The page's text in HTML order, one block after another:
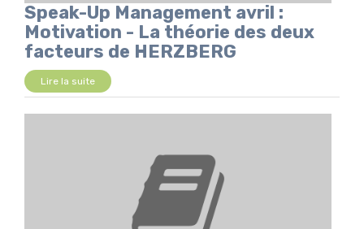
Speak-Up Management avril :
Motivation - La théorie des deux
facteurs de HERZBERG
Lire la suite